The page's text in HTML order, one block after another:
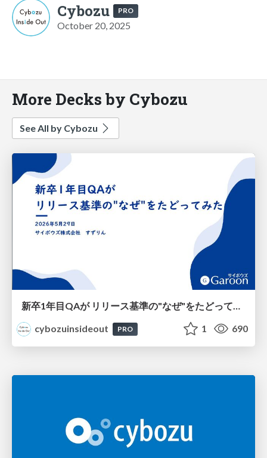
Cybozu PRO
October 20, 2025
More Decks by Cybozu
See All by Cybozu
新卒1年目QAが リリース基準の"なぜ"をたどってみた
cybozuinsideout
PRO 1 690